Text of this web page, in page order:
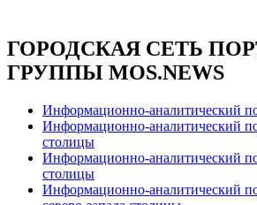
ГОРОДСКАЯ СЕТЬ
ГРУППЫ MOS.NEWS
Информационно-аналитический
Информационно-аналитический
столицы
Информационно-аналитический
столицы
Информационно-аналитический